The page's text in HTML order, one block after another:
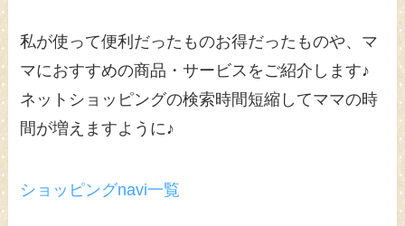
私が使って便利だったものお得だったものや、マ
マにおすすめの商品・サービスをご紹介します♪
ネットショッピングの検索時間短縮してママの時
間が増えますように♪
ショッピングnavi一覧